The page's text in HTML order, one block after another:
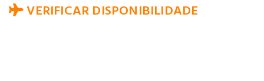
VERIFICAR DISPONIBILIDADE